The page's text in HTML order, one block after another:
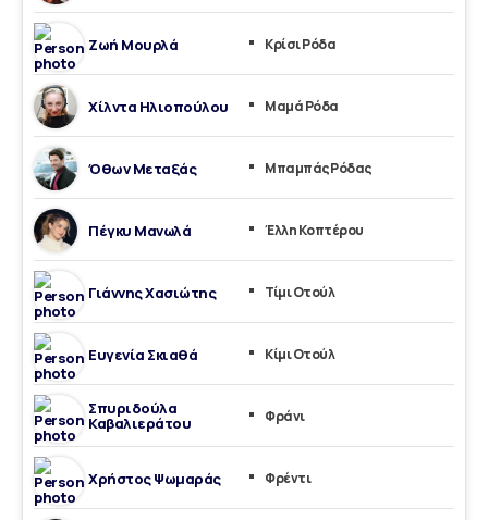
Ζωή Μουρλά Κρίσι Ρόδα
Χίλντα Ηλιοπούλου Μαμά Ρόδα
Όθων Μεταξάς Μπαμπάς Ρόδας
Πέγκυ Μανωλά Έλλη Κοπτέρου
Γιάννης Χασιώτης Τίμι Οτούλ
Ευγενία Σκιαθά Κίμι Οτούλ
Σπυριδούλα
Καβαλιεράτου Φράνι
Χρήστος Ψωμαράς Φρέντι